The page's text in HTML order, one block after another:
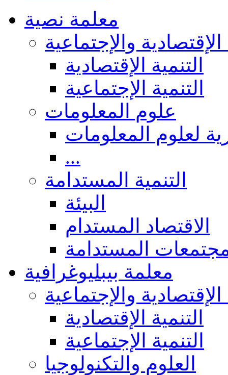
معلمة نصية
الإقتصادية والإجتماعية
التنمية الإقتصادية
التنمية الإجتماعية
علوم المعلومات
لعلوم المعلومات
...
التنمية المستدامة
البيئة
الاقتصاد المستدام
المستدامة
معلمة بيبليوغرافية
الإقتصادية والإجتماعية
التنمية الإقتصادية
التنمية الإجتماعية
العلوم والتكنولوجيا